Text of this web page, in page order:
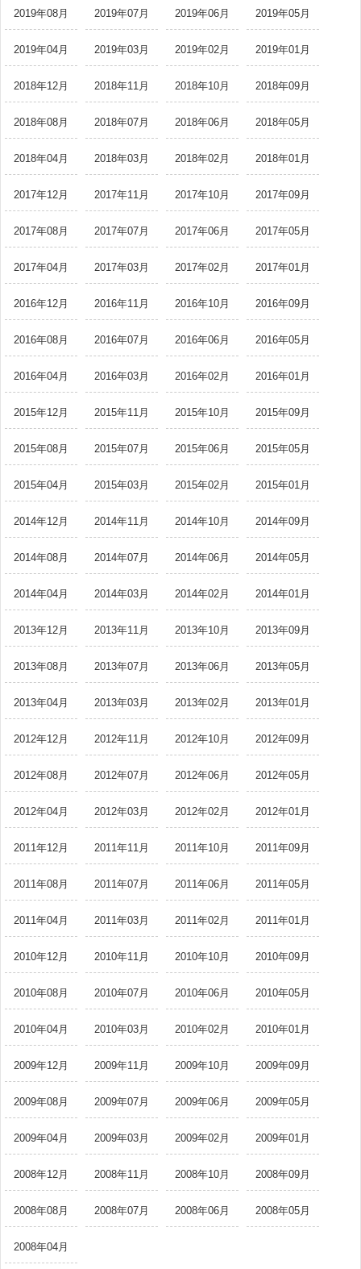
2019年08月 2019年07月 2019年06月 2019年05月
2019年04月 2019年03月 2019年02月 2019年01月
2018年12月 2018年11月 2018年10月 2018年09月
2018年08月 2018年07月 2018年06月 2018年05月
2018年04月 2018年03月 2018年02月 2018年01月
2017年12月 2017年11月 2017年10月 2017年09月
2017年08月 2017年07月 2017年06月 2017年05月
2017年04月 2017年03月 2017年02月 2017年01月
2016年12月 2016年11月 2016年10月 2016年09月
2016年08月 2016年07月 2016年06月 2016年05月
2016年04月 2016年03月 2016年02月 2016年01月
2015年12月 2015年11月 2015年10月 2015年09月
2015年08月 2015年07月 2015年06月 2015年05月
2015年04月 2015年03月 2015年02月 2015年01月
2014年12月 2014年11月 2014年10月 2014年09月
2014年08月 2014年07月 2014年06月 2014年05月
2014年04月 2014年03月 2014年02月 2014年01月
2013年12月 2013年11月 2013年10月 2013年09月
2013年08月 2013年07月 2013年06月 2013年05月
2013年04月 2013年03月 2013年02月 2013年01月
2012年12月 2012年11月 2012年10月 2012年09月
2012年08月 2012年07月 2012年06月 2012年05月
2012年04月 2012年03月 2012年02月 2012年01月
2011年12月 2011年11月 2011年10月 2011年09月
2011年08月 2011年07月 2011年06月 2011年05月
2011年04月 2011年03月 2011年02月 2011年01月
2010年12月 2010年11月 2010年10月 2010年09月
2010年08月 2010年07月 2010年06月 2010年05月
2010年04月 2010年03月 2010年02月 2010年01月
2009年12月 2009年11月 2009年10月 2009年09月
2009年08月 2009年07月 2009年06月 2009年05月
2009年04月 2009年03月 2009年02月 2009年01月
2008年12月 2008年11月 2008年10月 2008年09月
2008年08月 2008年07月 2008年06月 2008年05月
2008年04月